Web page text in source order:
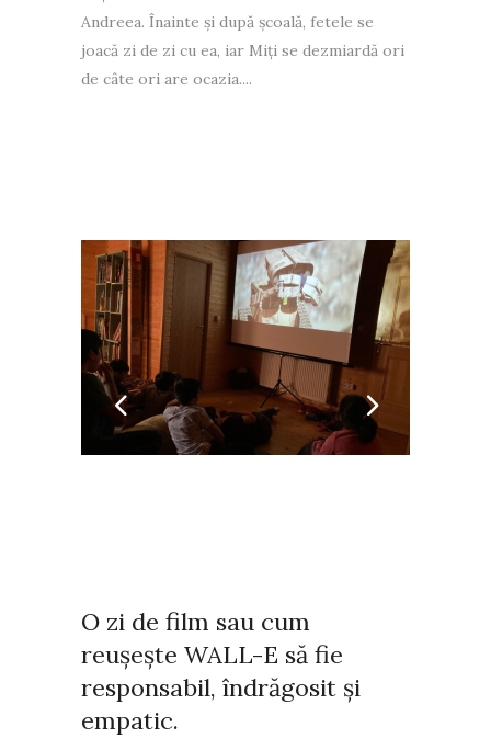
Andreea. Înainte și după școală, fetele se
joacă zi de zi cu ea, iar Miți se dezmiardă ori
de câte ori are ocazia....
reușește WALL-E să fie
responsabil, îndrăgosit și
empatic.